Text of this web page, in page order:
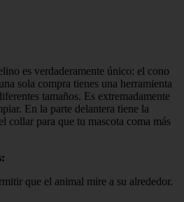
es verdaderamente único: el cono
sola compra tienes una herramienta
tamaños. Es extremadamente
En la parte delantera tiene la
collar para que tu mascota coma más
que el animal mire a su alrededor.